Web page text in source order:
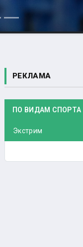
РЕКЛАМА
ПО ВИДАМ СПОРТА
Экстрим